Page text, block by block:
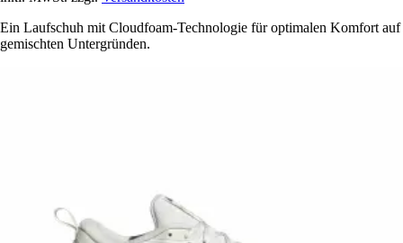
Ein Laufschuh mit Cloudfoam-Technologie für optimalen Komfort auf
gemischten Untergründen.